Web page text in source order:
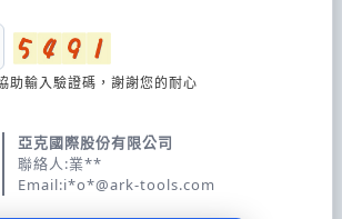
助輸入驗證碼，謝謝您的耐心
亞克國際股份有限公司
聯絡人:業**
Email:i*o*@ark-tools.com